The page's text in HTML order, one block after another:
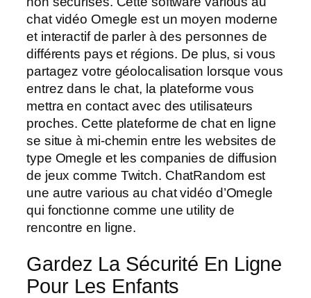
chat vidéo Omegle est un moyen moderne
et interactif de parler à des personnes de
différents pays et régions. De plus, si vous
partagez votre géolocalisation lorsque vous
entrez dans le chat, la plateforme vous
mettra en contact avec des utilisateurs
proches. Cette plateforme de chat en ligne
se situe à mi-chemin entre les websites de
type Omegle et les companies de diffusion
de jeux comme Twitch. ChatRandom est
une autre various au chat vidéo d’Omegle
qui fonctionne comme une utility de
rencontre en ligne.
Gardez La Sécurité En Ligne
Pour Les Enfants